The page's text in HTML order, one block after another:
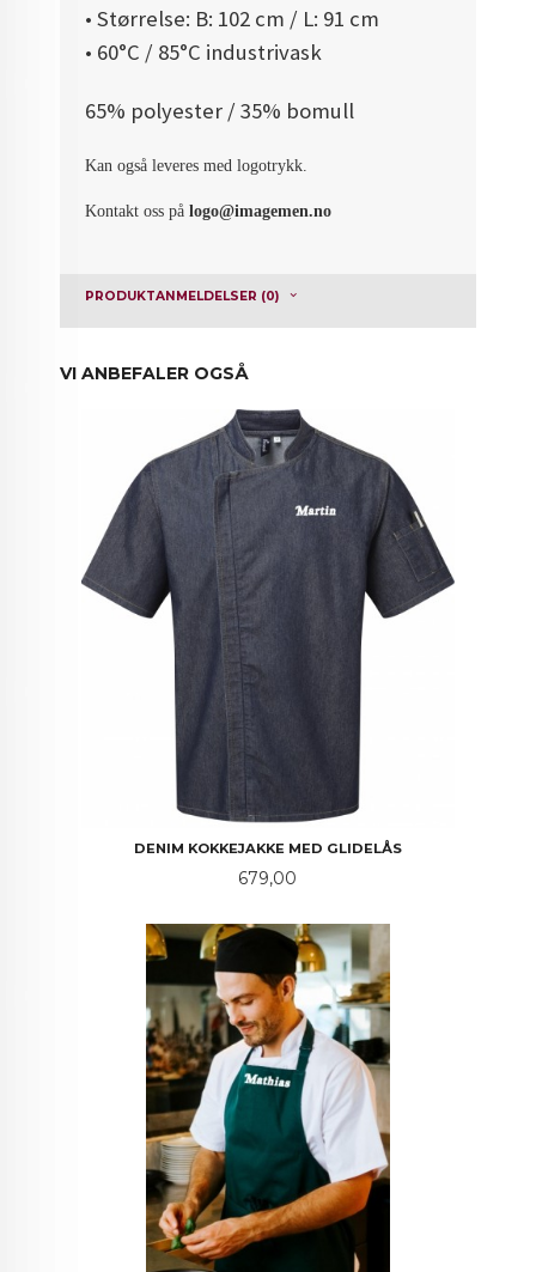
• Størrelse: B: 102 cm / L: 91 cm
• 60°C / 85°C industrivask
65% polyester / 35% bomull
Kan også leveres med logotrykk.
Kontakt oss pålogo@imagemen.no
PRODUKTANMELDELSER (0)
VI ANBEFALER OGSÅ
DENIM KOKKEJAKKE MED GLIDELÅS
Pris
679,00